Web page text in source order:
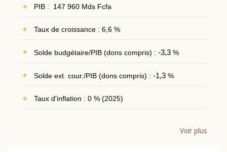
PIB : 147 960 Mds Fcfa
Taux de croissance : 6,6 %
Solde budgétaire/PIB (dons compris) : -3,3%
Solde ext. cour./PIB (dons compris) : -1,3%
Taux d'inflation : 0 % (2025)
Voir plus